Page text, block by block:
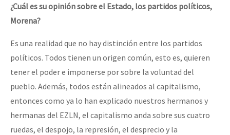
¿Cuál es su opinión sobre el Estado, los partidos políticos,
Morena?
Es una realidad que no hay distinción entre los partidos
políticos. Todos tienen un origen común, esto es, quieren
tener el poder e imponerse por sobre la voluntad del
pueblo. Además, todos están alineados al capitalismo,
entonces como ya lo han explicado nuestros hermanos y
hermanas del EZLN, el capitalismo anda sobre sus cuatro
ruedas, el despojo, la represión, el desprecio y la